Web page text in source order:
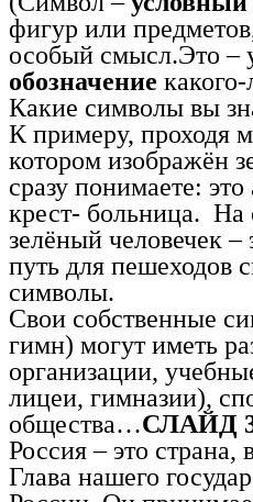
фигур или
особый смысл.Это –
обозначение
Какие символы вы
К примеру, проходя
котором изображён
сразу понимаете:
крест- больница. На
зелёный человечек –
путь для пешеходов
символы.
Свои собственные
гимн) могут иметь
организации,
лицеи, гимназии),
общества…СЛАЙД
Россия – это
Глава нашего